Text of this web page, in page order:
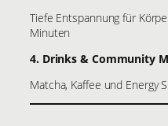
Tiefe Entspannung für
Minuten
4. Drinks & Community
Matcha, Kaffee und Energy